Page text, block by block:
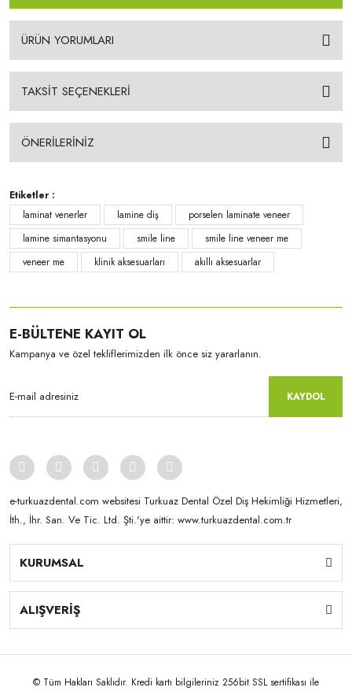
ÜRÜN YORUMLARI
TAKSİT SEÇENEKLERİ
ÖNERİLERİNİZ
Etiketler :
laminat venerler
lamine diş
porselen laminate veneer
lamine simantasyonu
smile line
smile line veneer me
veneer me
klinik aksesuarları akıllı aksesuarlar
E-BÜLTENE KAYIT OL
Kampanya ve özel tekliflerimizden ilk önce siz yararlanın.
KAYDOL
e-turkuazdental.com websitesi Turkuaz Dental Özel Diş Hekimliği Hizmetleri,
İth., İhr. San. Ve Tic. Ltd. Şti.'ye aittir: www.turkuazdental.com.tr
KURUMSAL
ALIŞVERİŞ
© Tüm Hakları Saklıdır. Kredi kartı bilgileriniz 256bit SSL sertifikası ile